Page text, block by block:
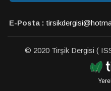
E-Posta :
© 2020 Tirşik Dergisi (